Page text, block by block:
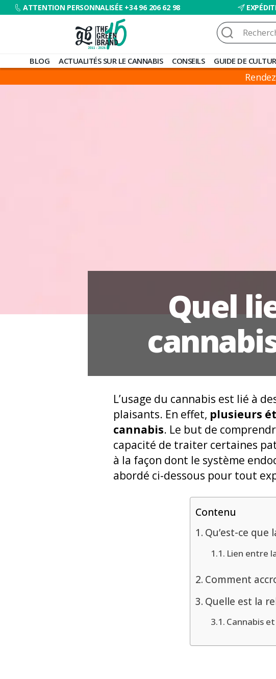
ATTENTION PERSONNALISÉE +34 96 206 62 98
Blog
de
Barato
Rechercher :
BLOG ACTUALITÉS SUR LE CANNABIS CONSEILS GUIDE DE
Quel
L’usage du cannabis est lié à
plaisants. En effet, plusieurs
cannabis. Le but de
capacité de traiter certaines
à la façon dont le système
abordé ci-dessous pour tout
Contenu
Qu’est-ce que
Lien entre
Comment
Quelle est la
Cannabis